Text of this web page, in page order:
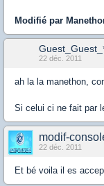
Modifié par
22 déc. 2011
ah la la manethon,
Si celui ci ne fait par
modif-
22 déc. 2011
Et bé voila il es